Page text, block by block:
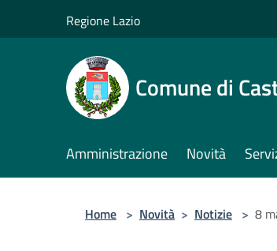
Regione Lazio
Comune di
Amministrazione Novità
Home > Novità > Notizie > 8